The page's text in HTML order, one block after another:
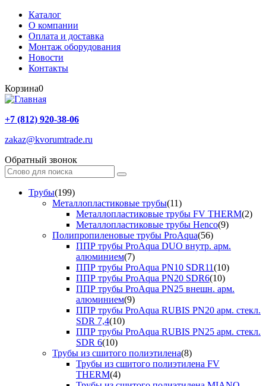
Каталог
О компании
Оплата и доставка
Монтаж оборудования
Новости
Контакты
Корзина0
+7 (812) 920-38-06
zakaz@kvorumtrade.ru
Обратный звонок
Трубы(199)
Металлопластиковые трубы(11)
Металлопластиковые трубы FV THERM(2)
Металлопластиковые трубы Henco(9)
Полипропиленовые трубы ProAqua(56)
ППР трубы ProAqua DUO внутр. арм.
алюминием(7)
ППР трубы ProAqua PN10 SDR11(10)
ППР трубы ProAqua PN20 SDR6(10)
ППР трубы ProAqua PN25 внешн. арм.
алюминием(9)
ППР трубы ProAqua RUBIS PN20 арм. стекл.
SDR 7,4(10)
ППР трубы ProAqua RUBIS PN25 арм. стекл.
SDR 6(10)
Трубы из сшитого полиэтилена(8)
Трубы из сшитого полиэтилена FV
THERM(4)